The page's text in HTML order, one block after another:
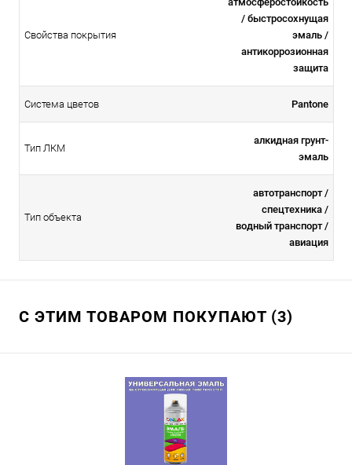
Свойства покрытия
/ быстросохнущая
эмаль /
антикоррозионная
защита
Система цветов Pantone
Тип ЛКМ
алкидная грунт-
эмаль
Тип объекта
автотранспорт /
спецтехника /
водный транспорт /
авиация
С ЭТИМ ТОВАРОМ ПОКУПАЮТ (3)